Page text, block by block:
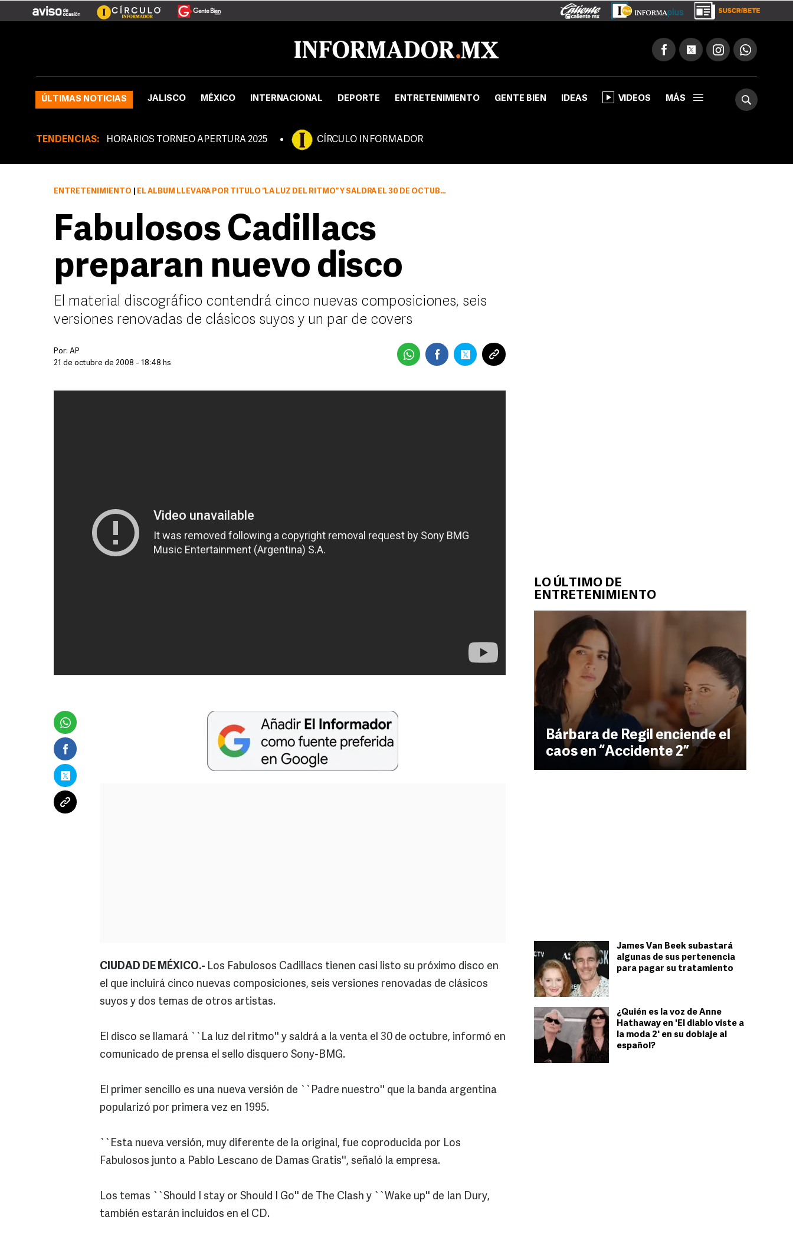
ÚLTIMAS NOTICIAS JALISCO MÉXICO INTERNACIONAL DEPORTE ENTRETENIMIENTO GENTE BIEN IDEAS VIDEOS MÁS
TENDENCIAS: HORARIOS TORNEO APERTURA 2025 CÍRCULO INFORMADOR
LO ÚLTIMO DE
ENTRETENIMIENTO
Bárbara de Regil enciende el
caos en “Accidente 2”
James Van Beek subastará
algunas de sus pertenencia
para pagar su tratamiento
¿Quién es la voz de Anne
Hathaway en 'El diablo viste a
la moda 2' en su doblaje al
español?
ENTRETENIMIENTO EL ÁLBUM LLEVARÁ POR TÍTULO “LA LUZ DEL RITMO” Y SALDRÁ EL 30 DE OCTUBRE
Fabulosos Cadillacs
preparan nuevo disco
El material discográfico contendrá cinco nuevas composiciones, seis
versiones renovadas de clásicos suyos y un par de covers
Por: AP
21 de octubre de 2008 - 18:48 hs
CIUDAD DE MÉXICO.- Los Fabulosos Cadillacs tienen casi listo su próximo disco en
el que incluirá cinco nuevas composiciones, seis versiones renovadas de clásicos
suyos y dos temas de otros artistas.
El disco se llamará ``La luz del ritmo'' y saldrá a la venta el 30 de octubre, informó en
comunicado de prensa el sello disquero Sony-BMG.
El primer sencillo es una nueva versión de ``Padre nuestro'' que la banda argentina
popularizó por primera vez en 1995.
``Esta nueva versión, muy diferente de la original, fue coproducida por Los
Fabulosos junto a Pablo Lescano de Damas Gratis'', señaló la empresa.
Los temas ``Should I stay or Should I Go'' de The Clash y ``Wake up'' de Ian Dury,
también estarán incluidos en el CD.